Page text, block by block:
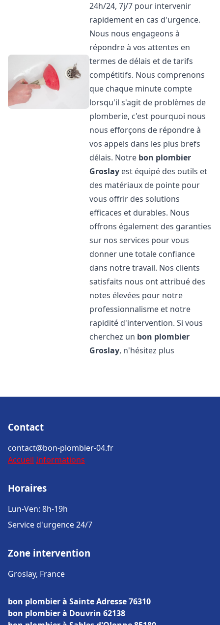
24h/24, 7j/7 pour intervenir
rapidement en cas d'urgence.
Nous nous engageons à
répondre à vos attentes en
termes de délais et de tarifs
compétitifs. Nous comprenons
que chaque minute compte
lorsqu'il s'agit de problèmes de
plomberie, c'est pourquoi nous
nous efforçons de répondre à
vos appels dans les plus brefs
délais. Notre bon plombier
Groslay est équipé des outils et
des matériaux de pointe pour
vous offrir des solutions
efficaces et durables. Nous
offrons également des garanties
sur nos services pour vous
donner une totale confiance
dans notre travail. Nos clients
satisfaits nous ont attribué des
notes élevées pour notre
professionnalisme et notre
rapidité d'intervention. Si vous
cherchez un bon plombier
Groslay, n'hésitez plus
Contact
contact@bon-plombier-04.fr
Accueil Informations
Horaires
Lun-Ven: 8h-19h
Service d'urgence 24/7
Zone intervention
Groslay, France
bon plombier à Sainte Adresse 76310
bon plombier à Douvrin 62138